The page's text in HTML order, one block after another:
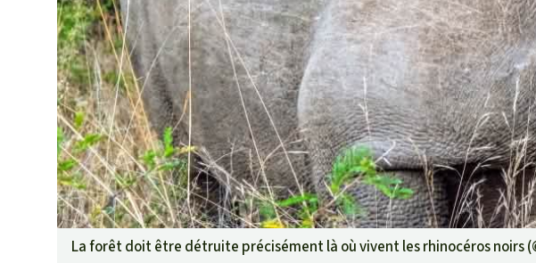
Les biocarburants
L’aluminium
L'élevage industriel
L'or
L'accaparement des terres
Le braconnage
Les barrages
Le ciment et le béton
Les routes
La forêt doit être détruite précisément là où vivent les rhinocéros noirs